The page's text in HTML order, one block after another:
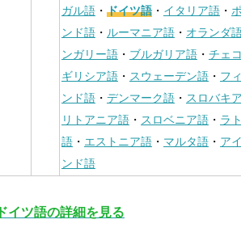
ガル語 ・ ドイツ語 ・ イタリア語 ・
ンド語 ・ ルーマニア語 ・ オランダ
ンガリー語 ・ ブルガリア語 ・ チェ
ギリシア語 ・ スウェーデン語 ・ フ
ンド語 ・ デンマーク語 ・ スロバキ
リトアニア語 ・ スロベニア語 ・ ラ
語 ・ エストニア語 ・ マルタ語 ・ ア
ンド語
ドイツ語の詳細を見る